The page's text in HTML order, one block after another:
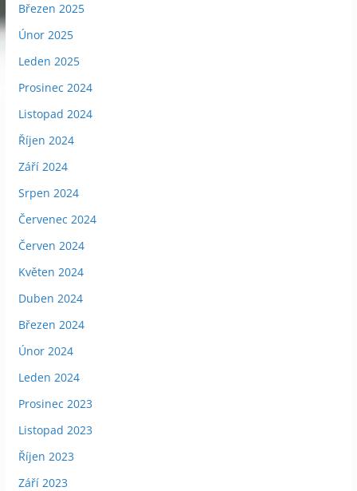
Březen 2025
Únor 2025
Leden 2025
Prosinec 2024
Listopad 2024
Říjen 2024
Září 2024
Srpen 2024
Červenec 2024
Červen 2024
Květen 2024
Duben 2024
Březen 2024
Únor 2024
Leden 2024
Prosinec 2023
Listopad 2023
Říjen 2023
Září 2023